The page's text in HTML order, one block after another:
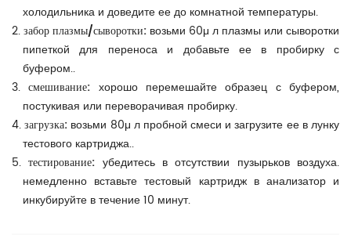
холодильника и доведите ее до комнатной температуры.
2.забор плазмы/сыворотки: возьми 60μ л плазмы или сыворотки
пипеткой для переноса и добавьте ее в пробирку с
буфером..
3. смешивание: хорошо перемешайте образец с буфером,
постукивая или переворачивая пробирку.
4.загрузка: возьми 80μ л пробной смеси и загрузите ее в лунку
тестового картриджа..
5. тестирование: убедитесь в отсутствии пузырьков воздуха.
немедленно вставьте тестовый картридж в анализатор и
инкубируйте в течение 10 минут.